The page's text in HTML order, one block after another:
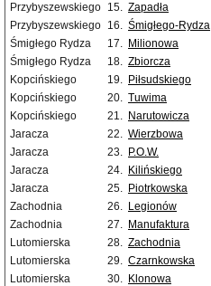
Przybyszewskiego 15. Zapadła
Przybyszewskiego 16. Śmigłego-Rydza
Śmigłego Rydza
17. Milionowa
Śmigłego Rydza
18. Zbiorcza
Kopcińskiego
19. Piłsudskiego
Kopcińskiego
20. Tuwima
Kopcińskiego
21. Narutowicza
Jaracza
22. Wierzbowa
Jaracza
23. P.O.W.
Jaracza
24. Kilińskiego
Jaracza
25. Piotrkowska
Zachodnia
26. Legionów
Zachodnia
27. Manufaktura
Lutomierska
28. Zachodnia
Lutomierska
29. Czarnkowska
Lutomierska
30. Klonowa